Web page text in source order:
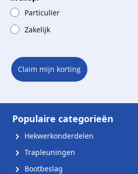
Particulier
Zakelijk
Claim mijn korting
Populaire categorieën
Hekwerkonderdelen
Trapleuningen
Bootbeslag